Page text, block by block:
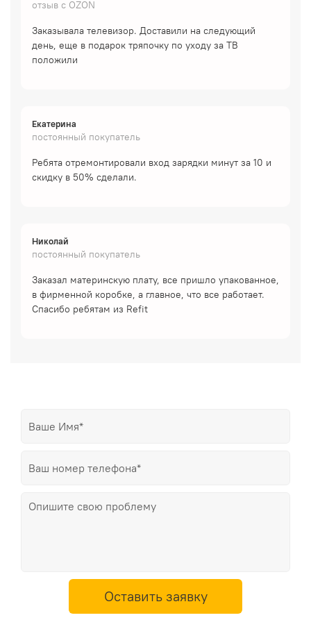
отзыв с OZON
Заказывала телевизор. Доставили на следующий
день, еще в подарок тряпочку по уходу за ТВ
положили
Екатерина
постоянный покупатель
Ребята отремонтировали вход зарядки минут за 10 и
скидку в 50% сделали.
Николай
постоянный покупатель
Заказал материнскую плату, все пришло упакованное,
в фирменной коробке, а главное, что все работает.
Спасибо ребятам из Refit
Оставить заявку